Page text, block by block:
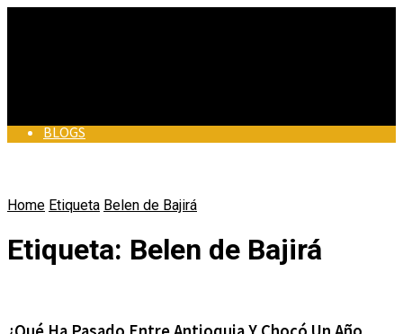
BLOGS
BUEN PERIODISMO
BUEN PERIODISMO
EN MUNICIPIOS
Home Etiqueta Belen de Bajirá
Etiqueta: Belen de Bajirá